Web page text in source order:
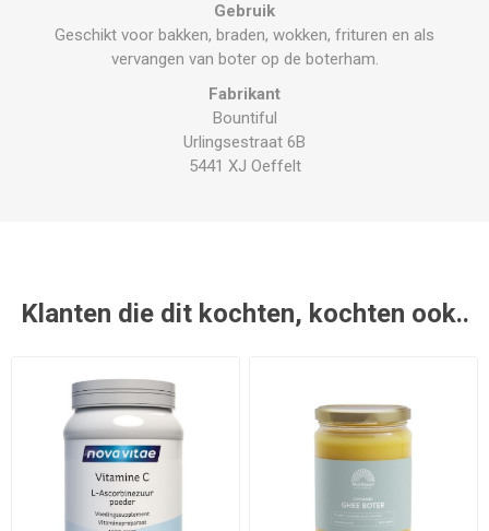
Gebruik
Geschikt voor bakken, braden, wokken, frituren en als
vervangen van boter op de boterham.
Fabrikant
Bountiful
Urlingsestraat 6B
5441 XJ Oeffelt
Klanten die dit kochten, kochten ook..